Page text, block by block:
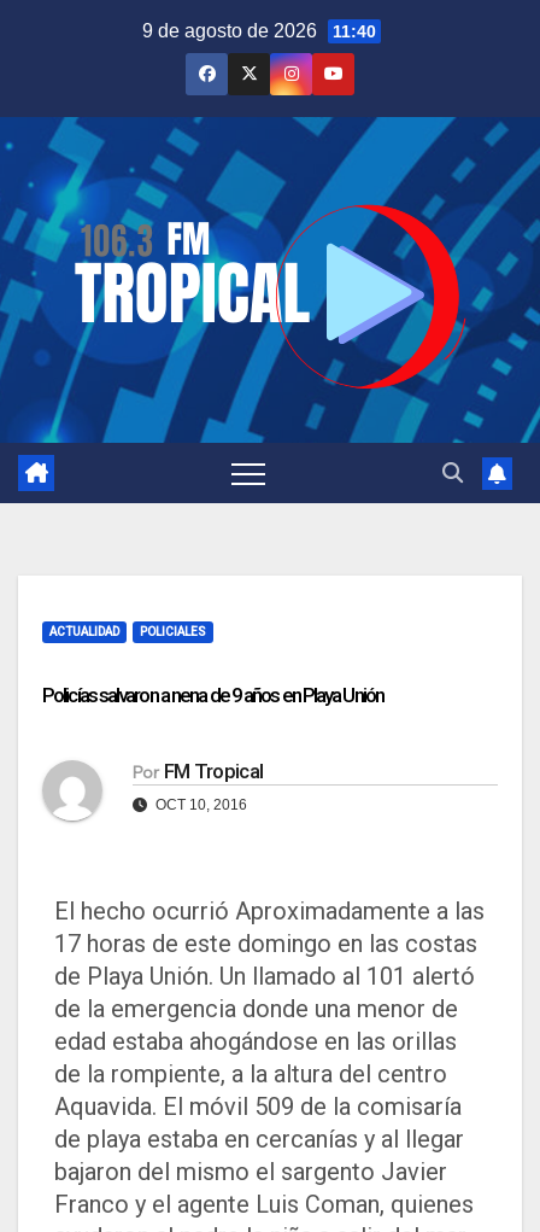
9 de agosto de 2026 11:40
ACTUALIDAD POLICIALES
Policías salvaron a nena de 9 años en Playa Unión
Por FM Tropical
OCT 10, 2016
El hecho ocurrió Aproximadamente a las
17 horas de este domingo en las costas
de Playa Unión. Un llamado al 101 alertó
de la emergencia donde una menor de
edad estaba ahogándose en las orillas
de la rompiente, a la altura del centro
Aquavida. El móvil 509 de la comisaría
de playa estaba en cercanías y al llegar
bajaron del mismo el sargento Javier
Franco y el agente Luis Coman, quienes